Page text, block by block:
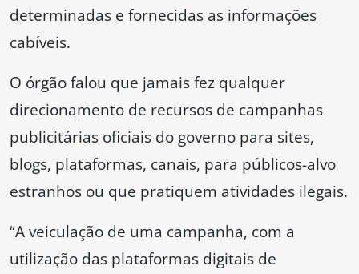
determinadas e fornecidas as informações
cabíveis.
O órgão falou que jamais fez qualquer
direcionamento de recursos de campanhas
publicitárias oficiais do governo para sites,
blogs, plataformas, canais, para públicos-alvo
estranhos ou que pratiquem atividades ilegais.
“A veiculação de uma campanha, com a
utilização das plataformas digitais de